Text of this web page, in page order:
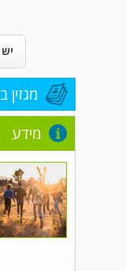
מגזין
מידע